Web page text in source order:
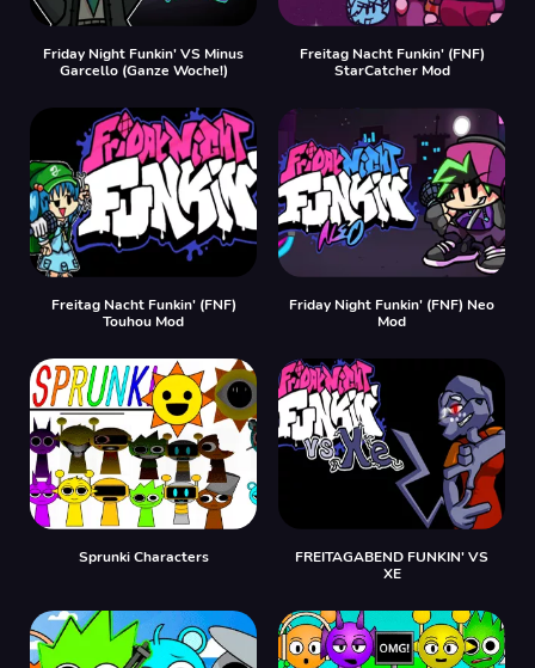
Friday Night Funkin' VS Minus
Garcello (Ganze Woche!)
Freitag Nacht Funkin' (FNF)
StarCatcher Mod
Freitag Nacht Funkin' (FNF)
Touhou Mod
Friday Night Funkin' (FNF) Neo
Mod
Sprunki Characters
FREITAGABEND FUNKIN' VS
XE